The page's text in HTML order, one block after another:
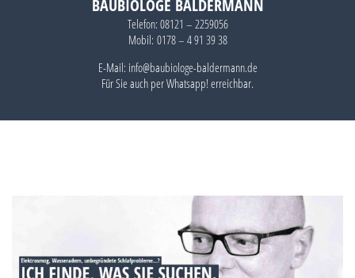
BAUBIOLOGE BALDERMANN
Telefon: 08121 – 2259056
Mobil: 0178 – 4 91 39 38
E-Mail: info@baubiologe-baldermann.de
Für Sie auch perWhatsapp!erreichbar.